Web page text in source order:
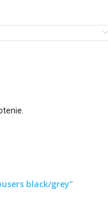
black/grey”